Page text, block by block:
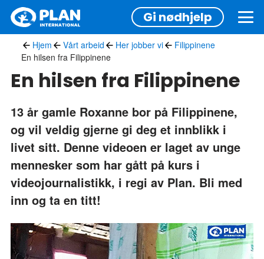
Hopp
hovedinnhold
Gi nødhjelp
Hjem Vårt arbeid Her jobber vi
Filippinene
En hilsen fra Filippinene
En hilsen fra Filippinene
13 år gamle Roxanne bor på Filippinene,
og vil veldig gjerne gi deg et innblikk i
livet sitt. Denne videoen er laget av unge
mennesker som har gått på kurs i
videojournalistikk, i regi av Plan. Bli med
inn og ta en titt!